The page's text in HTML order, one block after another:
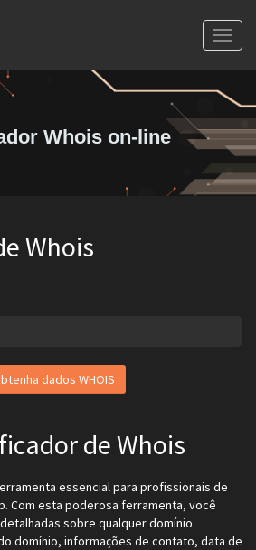
Whois on-line
Whois
de Whois
essencial para profissionais de
Com esta poderosa ferramenta, você
sobre qualquer domínio.
domínio, informações de contato, data de